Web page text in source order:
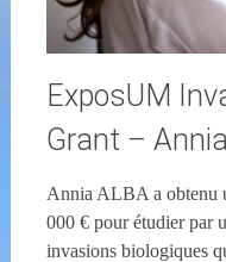
ExposUM
Grant –
Annia ALBA a obtenu
000 € pour étudier par
invasions biologiques